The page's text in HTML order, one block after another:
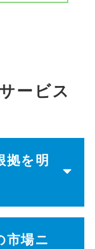
ービス
拠を明
市場ニ